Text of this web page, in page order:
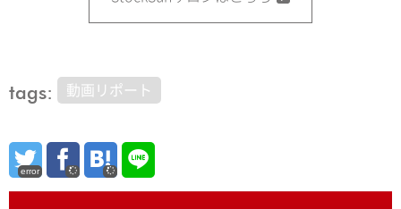
tags: 動画リポート
error